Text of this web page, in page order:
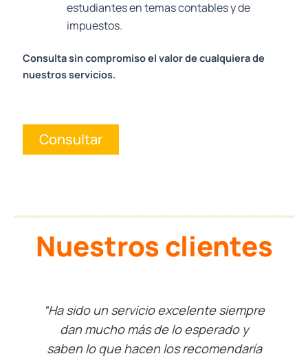
estudiantes en temas contables y de
impuestos.
Consulta sin compromiso el valor de cualquiera de
nuestros servicios.
Consultar
Nuestros clientes
“CuentaTe nos ha ayudado ha llevar el
control de nuestras operaciones
diarias en la empresa, superar desafíos